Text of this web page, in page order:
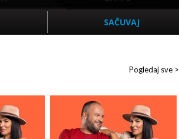
SAČUVAJ
Pogledaj sve >